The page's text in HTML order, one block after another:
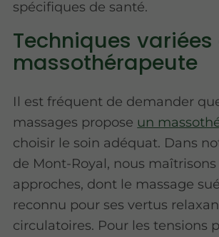
spécifiques de santé.
Techniques variées
massothérapeute
Il est fréquent de demander
massages propose un
choisir le soin adéquat. Dans
de Mont-Royal, nous
approches, dont le massage
reconnu pour ses vertus
circulatoires. Pour les tensions